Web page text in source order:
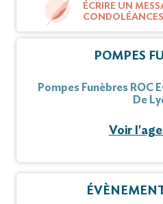
Cet avis tient lieu
ÉCRIRE UN
CONDOLÉANCES
POMPES
Pompes Funèbres ROC
De
Voir